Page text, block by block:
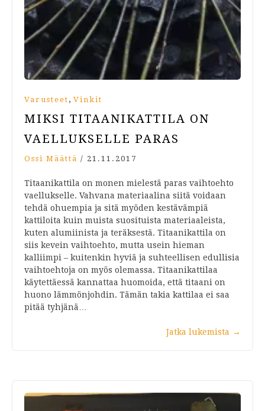
Varusteet , Vinkit
MIKSI TITAANIKATTILA ON
VAELLUKSELLE PARAS
Ossi Määttä / 21.11.2017
Titaanikattila on monen mielestä paras vaihtoehto
vaellukselle. Vahvana materiaalina siitä voidaan
tehdä ohuempia ja sitä myöden kestävämpiä
kattiloita kuin muista suosituista materiaaleista,
kuten alumiinista ja teräksestä. Titaanikattila on
siis kevein vaihtoehto, mutta usein hieman
kalliimpi – kuitenkin hyviä ja suhteellisen edullisia
vaihtoehtoja on myös olemassa. Titaanikattilaa
käytettäessä kannattaa huomoida, että titaani on
huono lämmönjohdin. Tämän takia kattilaa ei saa
pitää tyhjänä…
Jatka lukemista →